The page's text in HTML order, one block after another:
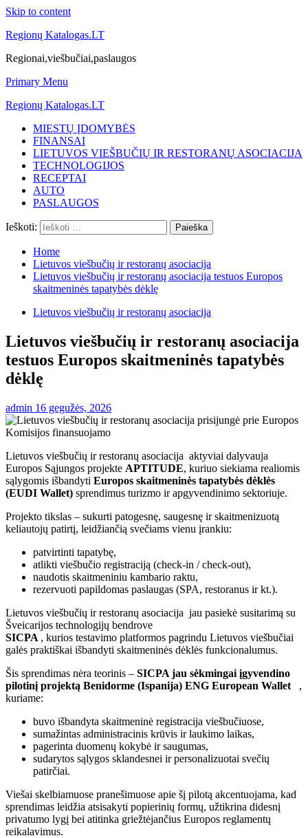
Skip to content
Regionų Katalogas.LT
Regionai,viešbučiai,paslaugos
Primary Menu
Regionų Katalogas.LT
MIESTŲ ĮDOMYBĖS
FINANSAI
LIETUVOS VIEŠBUČIŲ IR RESTORANŲ ASOCIACIJA
TECHNOLOGIJOS
RECEPTAI
AUTO
PASLAUGOS
Ieškoti:
Home
Lietuvos viešbučių ir restoranų asociacija
Lietuvos viešbučių ir restoranų asociacija testuos Europos
skaitmeninės tapatybės dėklę
Lietuvos viešbučių ir restoranų asociacija
Lietuvos viešbučių ir restoranų asociacija
testuos Europos skaitmeninės tapatybės
dėklę
admin 16 gegužės, 2026
Lietuvos viešbučių ir restoranų asociacija aktyviai dalyvauja
Europos Sąjungos projekte APTITUDE, kuriuo siekiama realiomis
sąlygomis išbandyti Europos skaitmeninės tapatybės dėklės
(EUDI Wallet) sprendimus turizmo ir apgyvendinimo sektoriuje.
Projekto tikslas – sukurti patogesnę, saugesnę ir skaitmenizuotą
keliautojų patirtį, leidžiančią svečiams vienu įrankiu:
patvirtinti tapatybę,
atlikti viešbučio registraciją (check-in / check-out),
naudotis skaitmeniniu kambario raktu,
rezervuoti papildomas paslaugas (SPA, restoranus ir kt.).
Lietuvos viešbučių ir restoranų asociacija jau pasiekė susitarimą su
Šveicarijos technologijų bendrove
SICPA , kurios testavimo platformos pagrindu Lietuvos viešbučiai
galės praktiškai išbandyti skaitmeninės dėklės funkcionalumus.
Šis sprendimas nėra teorinis – SICPA jau sėkmingai įgyvendino
pilotinį projektą Benidorme (Ispanija) ENG European Wallet ,
kuriame:
buvo išbandyta skaitmeninė registracija viešbučiuose,
sumažintas administracinis krūvis ir laukimo laikas,
pagerinta duomenų kokybė ir saugumas,
sudarytos sąlygos sklandesnei ir personalizuotai svečių
patirčiai.
Viešai skelbiamuose pranešimuose apie šį pilotą akcentuojama, kad
sprendimas leidžia atsisakyti popierinių formų, užtikrina didesnį
privatumo lygį bei atitinka griežtėjančius Europos reglamentų
reikalavimus.